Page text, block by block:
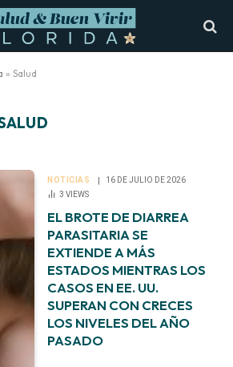
» Salud
NOTICIAS
16 DE JULIO DE 2026
3VIEWS
EL BROTE DE DIARREA
PARASITARIA SE
EXTIENDE A MÁS
ESTADOS MIENTRAS LOS
CASOS EN EE. UU.
SUPERAN CON CRECES
LOS NIVELES DEL AÑO
PASADO